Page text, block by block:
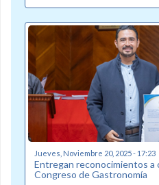
Jueves, Noviembre 20, 2025 - 17:23
Entregan reconocimientos a
Congreso de Gastronomía